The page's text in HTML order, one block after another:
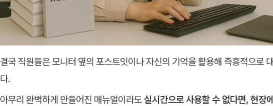
결국 직원들은 모니터 옆의 포스트잇이나 자신의 기억을 활용해 즉흥적으로
다.
아무리 완벽하게 만들어진 매뉴얼이라도 실시간으로 사용할 수 없다면, 현장